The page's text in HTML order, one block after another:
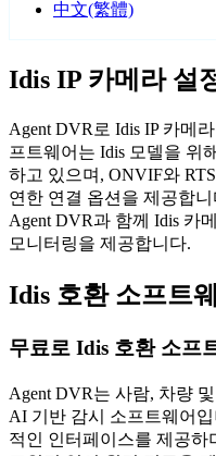
中文(繁體)
Idis IP 카메라 설
Agent DVR로 Idis IP 카메
프트웨어는 Idis 모델을 위
하고 있으며, ONVIF와
연한 연결 옵션을 제공합
Agent DVR과 함께 Idis 카
모니터링을 제공합니다.
Idis 호환 소프트
무료로 Idis 호환 소프
Agent DVR는 사람, 차량
AI 기반 감시 소프트웨어
적인 인터페이스를 제공하